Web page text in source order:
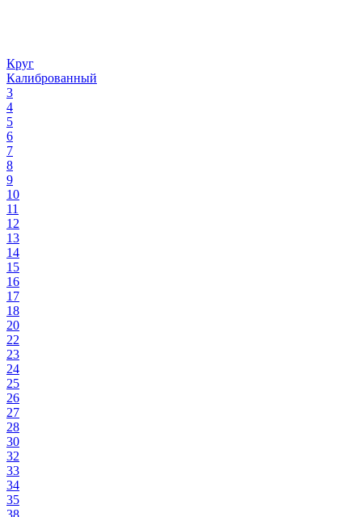
Круг
Калиброванный
3
4
5
6
7
8
9
10
11
12
13
14
15
16
17
18
20
22
23
24
25
26
27
28
30
32
33
34
35
38